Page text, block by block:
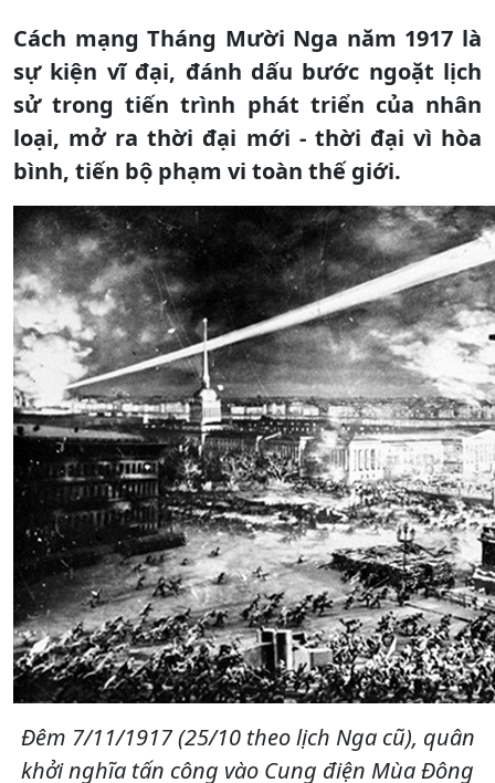
Cách mạng Tháng Mười Nga năm 1917 là
sự kiện vĩ đại, đánh dấu bước ngoặt lịch
sử trong tiến trình phát triển của nhân
loại, mở ra thời đại mới - thời đại vì hòa
bình, tiến bộ phạm vi toàn thế giới.
Ðêm 7/11/1917 (25/10 theo lịch Nga cũ), quân
khởi nghĩa tấn công vào Cung điện Mùa Ðông